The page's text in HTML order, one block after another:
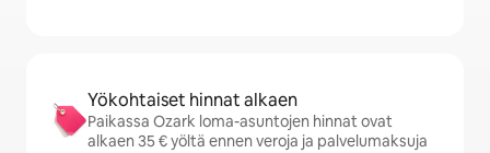
Yökohtaiset hinnat alkaen
Paikassa Ozark loma-asuntojen hinnat ovat
alkaen 35 € yöltä ennen veroja ja palvelumaksuja